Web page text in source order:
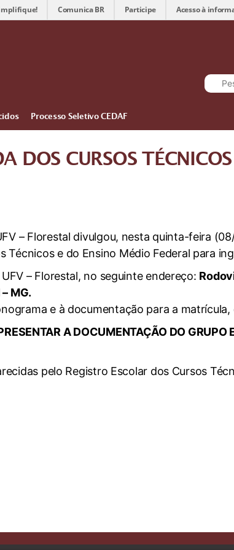
Comunica BR Participe Acesso à
Processo Seletivo CEDAF
DOS CURSOS
– Florestal divulgou, nesta quinta-feira
Técnicos e do Ensino Médio Federal para
UFV – Florestal, no seguinte endereço:
MG.
e à documentação para a matrícula,
A DOCUMENTAÇÃO DO GRUPO
pelo Registro Escolar dos Cursos